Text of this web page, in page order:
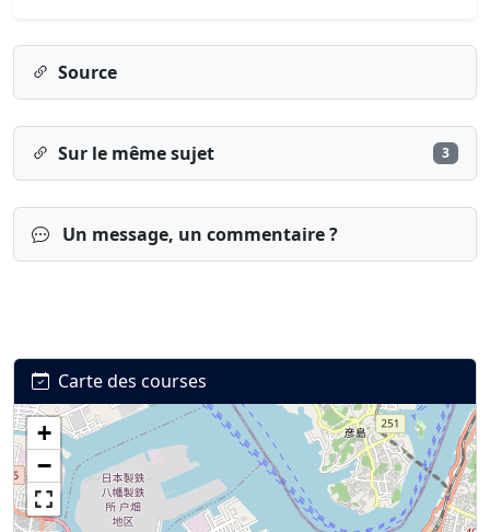
Source
Sur le même sujet 3
Un message, un commentaire ?
Connexion S’inscrire mot de passe oublié ?
Carte des courses
+
−